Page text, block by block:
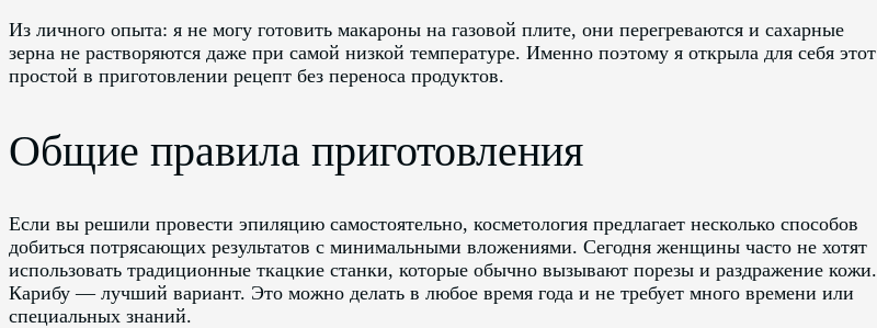
Из личного опыта: я не могу готовить макароны на газовой плите, они перегреваются и сахарные
зерна не растворяются даже при самой низкой температуре. Именно поэтому я открыла для себя этот
простой в приготовлении рецепт без переноса продуктов.
Общие правила приготовления
Если вы решили провести эпиляцию самостоятельно, косметология предлагает несколько способов
добиться потрясающих результатов с минимальными вложениями. Сегодня женщины часто не хотят
использовать традиционные ткацкие станки, которые обычно вызывают порезы и раздражение кожи.
Карибу — лучший вариант. Это можно делать в любое время года и не требует много времени или
специальных знаний.